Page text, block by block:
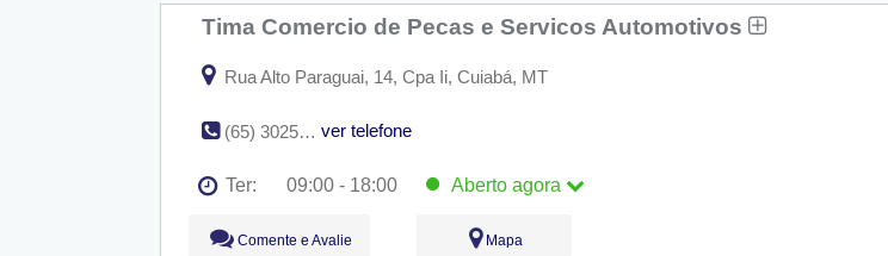
Tima Comercio de Pecas e Servicos Automotivos
Rua Alto Paraguai, 14, Cpa Ii, Cuiabá, MT
(65) 3025-2435 ver telefone
Ter: 09:00 - 18:00 Aberto agora
Seg:
Ter:
09:00 - 18:00 Abertoagora
Comente e Avalie Mapa